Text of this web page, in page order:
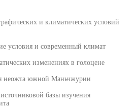
и климатических условий
условия и современный климат
изменениях в голоцене
неожта южной Маньчжурии
базы изучения